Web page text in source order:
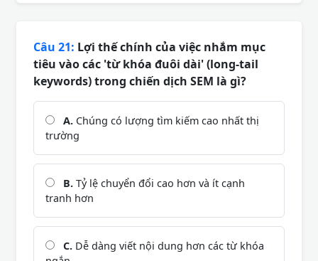
Câu 21: Lợi thế chính của việc nhắm mục
tiêu vào các 'từ khóa đuôi dài' (long-tail
keywords) trong chiến dịch SEM là gì?
A. Chúng có lượng tìm kiếm cao nhất thị
trường
B. Tỷ lệ chuyển đổi cao hơn và ít cạnh
tranh hơn
C. Dễ dàng viết nội dung hơn các từ khóa